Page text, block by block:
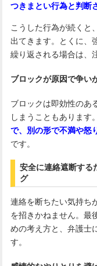
つきまとい行為と判断
こうした行為が続くと
出てきます。とくに、
繰り返される場合は、
ブロックが原因で争い
ブロックは即効性のあ
しまうこともあります
で、別の形で不満や怒
です。
安全に連絡遮断する
グ
連絡を断ちたい気持ち
を招きかねません。最
めの考え方と、弁護士
す。